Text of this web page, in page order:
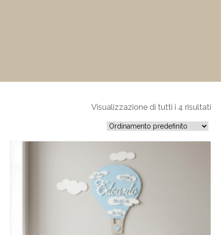
Visualizzazione di tutti i 4 risultati